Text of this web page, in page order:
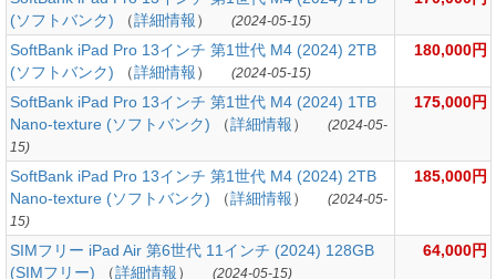
(ソフトバンク)
（詳細情報） (2024-05-15)
SoftBank iPad Pro 13インチ 第1世代 M4 (2024) 2TB
(ソフトバンク)
（詳細情報） (2024-05-15)
180,000円
SoftBank iPad Pro 13インチ 第1世代 M4 (2024) 1TB
Nano-texture (ソフトバンク)
（詳細情報）
(2024-05-
15)
175,000円
SoftBank iPad Pro 13インチ 第1世代 M4 (2024) 2TB
Nano-texture (ソフトバンク)
（詳細情報）
(2024-05-
15)
185,000円
SIMフリー iPad Air 第6世代 11インチ (2024) 128GB
(SIMフリー)
（詳細情報） (2024-05-15)
64,000円